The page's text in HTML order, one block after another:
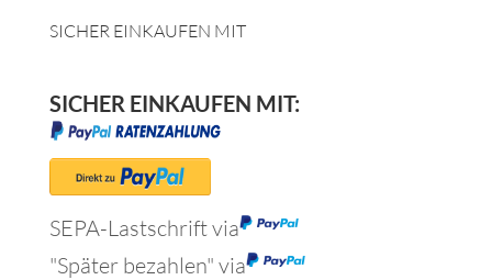
SICHER EINKAUFEN MIT
SICHER EINKAUFEN MIT:
SEPA-Lastschrift via
"Später bezahlen" via